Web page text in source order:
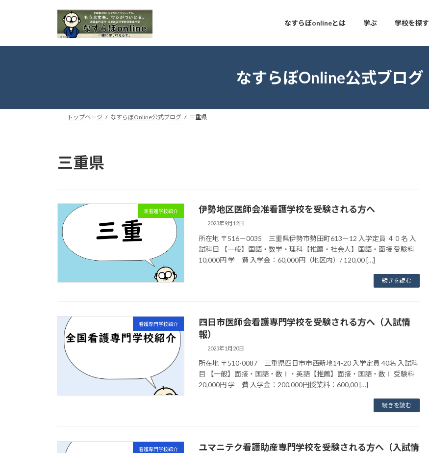
プ
動
なすらぼonlineとは 学ぶ 学校を探す
なすらぼOnline公式ブログ
トップページ なすらぼOnline公式ブログ 三重県
三重県
准看護学校紹介 伊勢地区医師会准看護学校を受験される方へ
2023年9月12日
所在地 〒516－0035 三重県伊勢市勢田町613－12 入学定員 ４０名 入
試科目 【一般】国語・数学・理科【推薦・社会人】国語・面接 受験料
10,000円 学 費 入学金：60,000円（地区内）/ 120,00 […]
続きを読む
看護専門学校紹介
四日市医師会看護専門学校を受験される方へ（入試情
報）
2023年1月20日
所在地 〒510-0087 三重県四日市市西新地14-20 入学定員 40名 入試科
目 【一般】面接・国語・数Ⅰ・英語【推薦】面接・国語・数Ⅰ 受験料
20,000円 学 費 入学金：200,000円授業料：600,00 […]
続きを読む
看護専門学校紹介
ユマニテク看護助産専門学校を受験される方へ（入試情